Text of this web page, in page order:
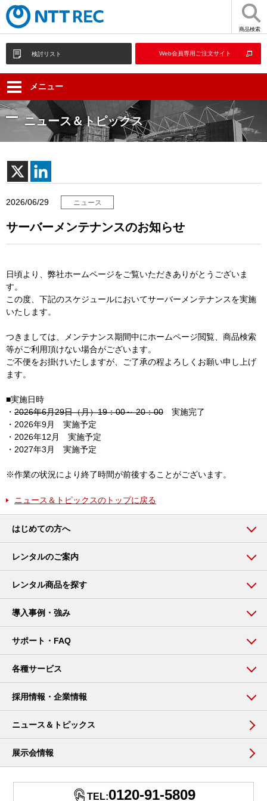
商品検索
検討リスト Web会員専用ご注文サイト
メニュー
ニュース＆トピックス
2026/06/29 ニュース
サーバーメンテナンスのお知らせ
日頃より、弊社ホームページをご覧いただきありがとうございま
す。
この度、下記のスケジュールにおいてサーバーメンテナンスを実施
いたします。
つきましては、メンテナンス期間中にホームページ閲覧、商品検索
等がご利用頂けない場合がございます。
ご不便をお掛けいたしますが、ご了承の程よろしくお願い申し上げ
ます。
■実施日時
・ 2026年6月29日（月）19：00～ 20：00 実施完了
・2026年9月 実施予定
・2026年12月 実施予定
・2027年3月 実施予定
※作業の状況により終了時間が前後することがございます。
ニュース＆トピックスのトップに戻る
はじめての方へ
レンタルのご案内
レンタル商品を探す
導入事例・強み
サポート・FAQ
各種サービス
採用情報・企業情報
ニュース＆トピックス
展示会情報
TEL:0120-91-5809